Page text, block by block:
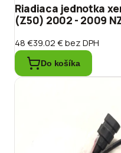
Riadiaca jednotka
(Z50) 2002 - 2009
48 €39.02 €bez DPH
Do košíka